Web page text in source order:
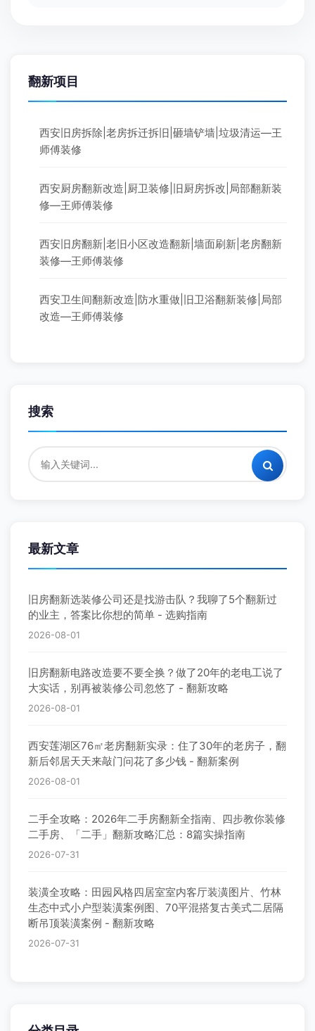
翻新项目
西安旧房拆除|老房拆迁拆旧|砸墙铲墙|垃圾清运—王
师傅装修
西安厨房翻新改造|厨卫装修|旧厨房拆改|局部翻新装
修—王师傅装修
西安旧房翻新|老旧小区改造翻新|墙面刷新|老房翻新
装修—王师傅装修
西安卫生间翻新改造|防水重做|旧卫浴翻新装修|局部
改造—王师傅装修
搜索
最新文章
旧房翻新选装修公司还是找游击队？我聊了5个翻新过
的业主，答案比你想的简单 - 选购指南
2026-08-01
旧房翻新电路改造要不要全换？做了20年的老电工说了
大实话，别再被装修公司忽悠了 - 翻新攻略
2026-08-01
西安莲湖区76㎡老房翻新实录：住了30年的老房子，翻
新后邻居天天来敲门问花了多少钱 - 翻新案例
2026-08-01
二手全攻略：2026年二手房翻新全指南、四步教你装修
二手房、「二手」翻新攻略汇总：8篇实操指南
2026-07-31
装潢全攻略：田园风格四居室室内客厅装潢图片、竹林
生态中式小户型装潢案例图、70平混搭复古美式二居隔
断吊顶装潢案例 - 翻新攻略
2026-07-31